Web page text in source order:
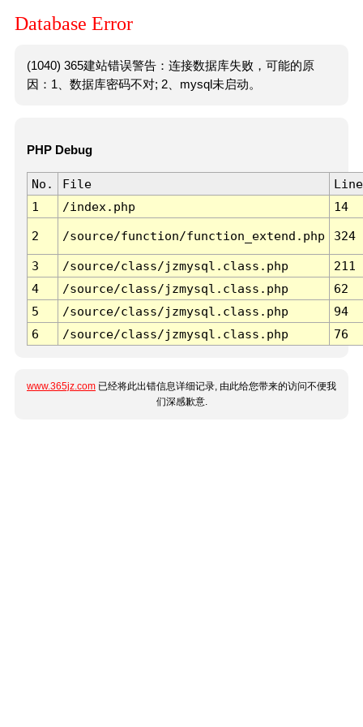
Database Error
(1040) 365建站错误警告：连接数据库失败，可能的原
因：1、数据库密码不对; 2、mysql未启动。
PHP Debug
No. File
Line
1
/index.php 14
2 /source/function/function_extend.php 324
3 /source/class/jzmysql.class.php
211
4
/source/class/jzmysql.class.php
62
5
/source/class/jzmysql.class.php
94
6
/source/class/jzmysql.class.php 76
www.365jz.com 已经将此出错信息详细记录, 由此给您带来的访问不便我
们深感歉意.